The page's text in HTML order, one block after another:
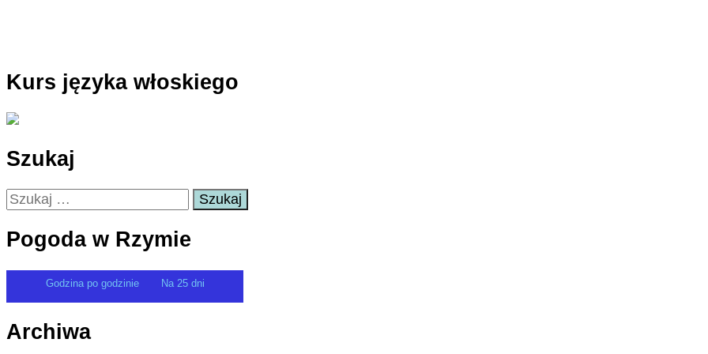
Kurs języka włoskiego
Szukaj
Szukaj:
Pogoda w Rzymie
Godzina po godzinie Na 25 dni
Archiwa